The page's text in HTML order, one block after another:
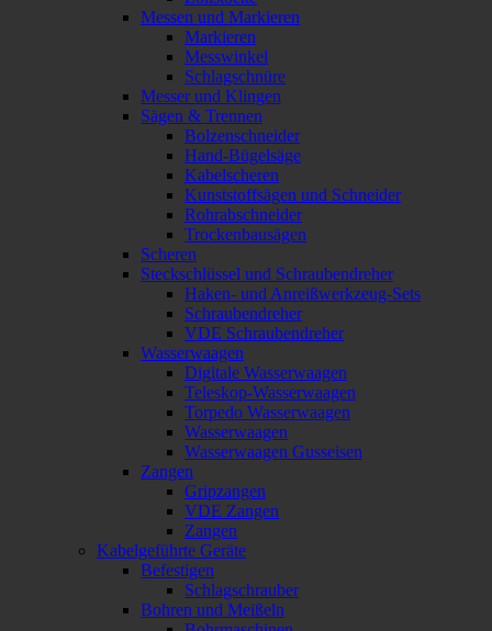
Messen und Markieren
Markieren
Messwinkel
Schlagschnüre
Messer und Klingen
Sägen & Trennen
Bolzenschneider
Hand-Bügelsäge
Kabelscheren
Kunststoffsägen und Schneider
Rohrabschneider
Trockenbausägen
Scheren
Steckschlüssel und Schraubendreher
Haken- und Anreißwerkzeug-Sets
Schraubendreher
VDE Schraubendreher
Wasserwaagen
Digitale Wasserwaagen
Teleskop-Wasserwaagen
Torpedo Wasserwaagen
Wasserwaagen
Wasserwaagen Gusseisen
Zangen
Gripzangen
VDE Zangen
Zangen
Kabelgeführte Geräte
Befestigen
Schlagschrauber
Bohren und Meißeln